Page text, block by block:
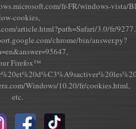
fr-FR/windows-vista/
cookies,
article.html?path=Safari/3.0/fr/
chrome/bin/answer.py?
,
Firefox™
Windows/10.20/fr/cookies.html,
etc.